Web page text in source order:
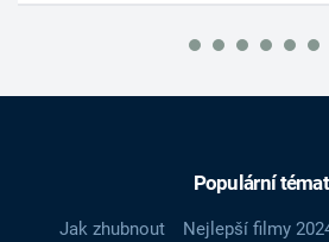
Populární
Jak zhubnout Nejlepší filmy